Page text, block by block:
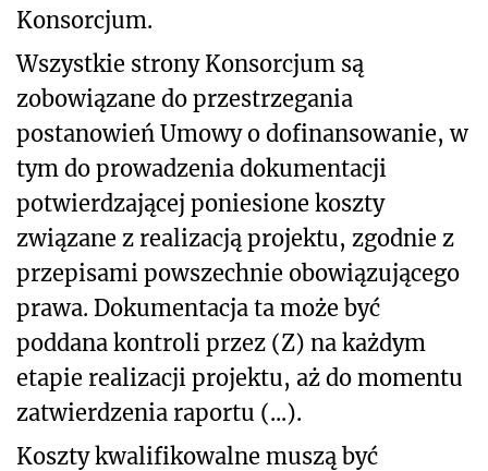
Konsorcjum.
Wszystkie strony Konsorcjum są
zobowiązane do przestrzegania
postanowień Umowy o dofinansowanie, w
tym do prowadzenia dokumentacji
potwierdzającej poniesione koszty
związane z realizacją projektu, zgodnie z
przepisami powszechnie obowiązującego
prawa. Dokumentacja ta może być
poddana kontroli przez (Z) na każdym
etapie realizacji projektu, aż do momentu
zatwierdzenia raportu (...).
Koszty kwalifikowalne muszą być